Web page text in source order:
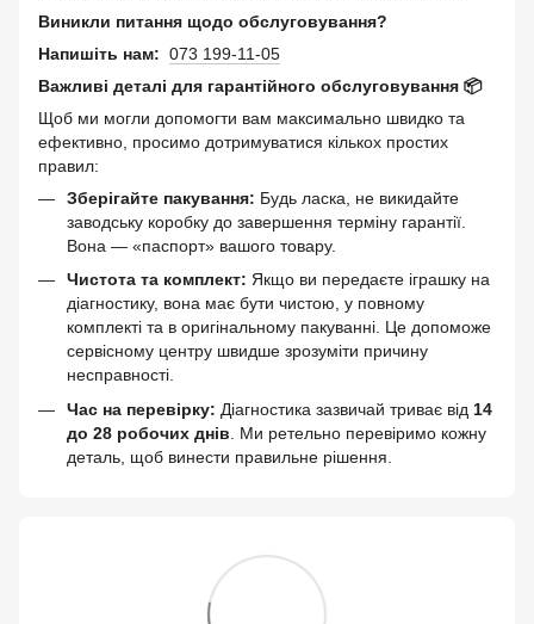
Виникли питання щодо обслуговування?
Напишіть нам: 073 199-11-05
Важливі деталі для гарантійного обслуговування 📦
Щоб ми могли допомогти вам максимально швидко та
ефективно, просимо дотримуватися кількох простих
правил:
Зберігайте пакування: Будь ласка, не викидайте
заводську коробку до завершення терміну гарантії.
Вона — «паспорт» вашого товару.
Чистота та комплект: Якщо ви передаєте іграшку на
діагностику, вона має бути чистою, у повному
комплекті та в оригінальному пакуванні. Це допоможе
сервісному центру швидше зрозуміти причину
несправності.
Час на перевірку: Діагностика зазвичай триває від 14
до 28 робочих днів . Ми ретельно перевіримо кожну
деталь, щоб винести правильне рішення.